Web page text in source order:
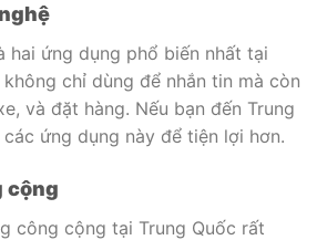
hai ứng dụng phổ biến nhất tại
không chỉ dùng để nhắn tin mà còn
và đặt hàng. Nếu bạn đến Trung
ứng dụng này để tiện lợi hơn.
cộng
công cộng tại Trung Quốc rất